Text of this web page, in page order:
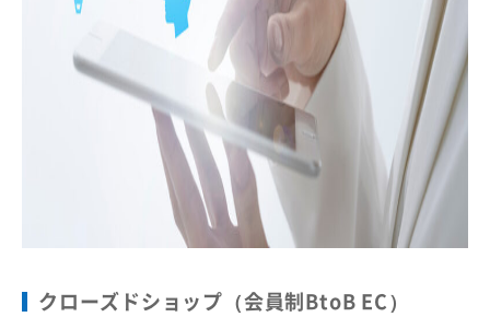
クローズドショップ（会員制BtoB EC）